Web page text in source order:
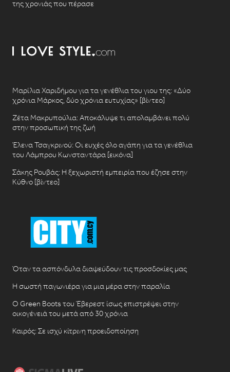
της χρονιάς που πέρασε
Μαρίλια Χαριδήμου για τα γενέθλια του γιου της: «Δύο
χρόνια Μάρκος, δύο χρόνια ευτυχίας» [βίντεο]
Ζέτα Μακρυπούλια: Αποκάλυψε τι απολαμβάνει πολύ
στην προσωπική της ζωή
Έλενα Τσαγκρινού: Οι ευχές όλο αγάπη για τα γενέθλια
του Λάμπρου Κωνσταντάρα [εικόνα]
Σάκης Ρουβάς: Η ξεχωριστή εμπειρία που έζησε στην
Κύθνο [βίντεο]
Όταν τα ασπόνδυλα διαψεύδουν τις προσδοκίες μας
Η σωστή παγωνιέρα για μια μέρα στην παραλία
Ο Green Boots του Έβερεστ ίσως επιστρέψει στην
οικογένειά του μετά από 30 χρόνια
Καιρός: Σε ισχύ κίτρινη προειδοποίηση